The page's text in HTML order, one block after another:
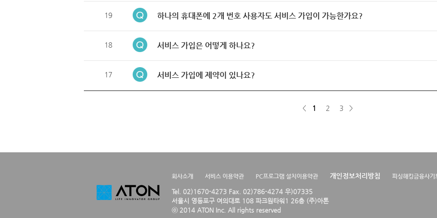
19 하나의 휴대폰에 2개 번호 사용자도 서비스 가입이 가능한가요?
18 서비스 가입은 어떻게 하나요?
17 서비스 가입에 제약이 있나요?
< 1 2 3 >
회사소개 서비스 이용약관 PC프로그램 설치이용약관 개인정보처리방침 피싱해킹금융사기
Tel. 02)1670-4273 Fax. 02)786-4274 우)07335
서울시 영등포구 여의대로 108 파크원타워1 26층 (주)아톤
ⓒ 2014 ATON Inc. All rights reserved